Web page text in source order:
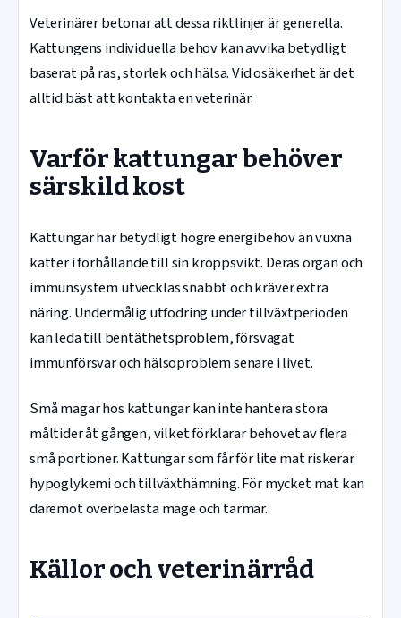
Veterinärer betonar att dessa riktlinjer är generella.
Kattungens individuella behov kan avvika betydligt
baserat på ras, storlek och hälsa. Vid osäkerhet är det
alltid bäst att kontakta en veterinär.
Varför kattungar behöver
särskild kost
Kattungar har betydligt högre energibehov än vuxna
katter i förhållande till sin kroppsvikt. Deras organ och
immunsystem utvecklas snabbt och kräver extra
näring. Undermålig utfodring under tillväxtperioden
kan leda till bentäthetsproblem, försvagat
immunförsvar och hälsoproblem senare i livet.
Små magar hos kattungar kan inte hantera stora
måltider åt gången, vilket förklarar behovet av flera
små portioner. Kattungar som får för lite mat riskerar
hypoglykemi och tillväxthämning. För mycket mat kan
däremot överbelasta mage och tarmar.
Källor och veterinärråd